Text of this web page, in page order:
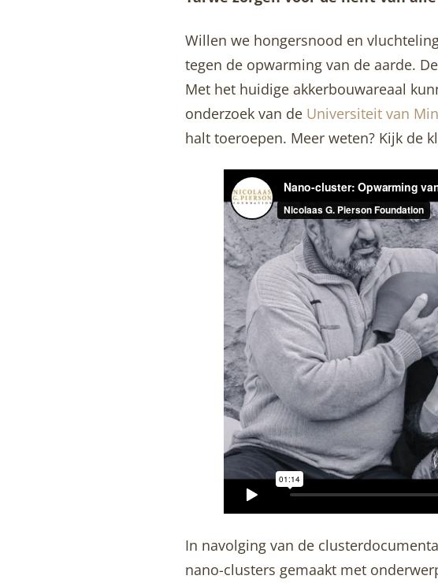
Willen we hongersnood en
tegen de opwarming van de aarde.
Met het huidige akkerbouwareaal
onderzoek van de Universiteit van
halt toeroepen. Meer weten? Kijk de
In navolging van de
nano-clusters gemaakt met